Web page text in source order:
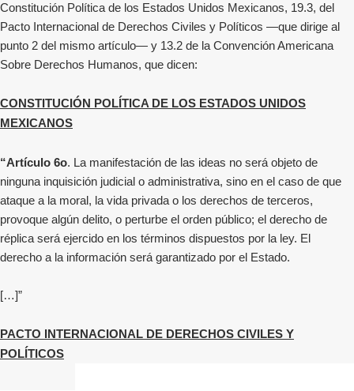
Constitución Política de los Estados Unidos Mexicanos, 19.3, del
Pacto Internacional de Derechos Civiles y Políticos —que dirige al
punto 2 del mismo artículo— y 13.2 de la Convención Americana
Sobre Derechos Humanos, que dicen:
CONSTITUCIÓN POLÍTICA DE LOS ESTADOS UNIDOS
MEXICANOS
“Artículo 6o. La manifestación de las ideas no será objeto de
ninguna inquisición judicial o administrativa, sino en el caso de que
ataque a la moral, la vida privada o los derechos de terceros,
provoque algún delito, o perturbe el orden público; el derecho de
réplica será ejercido en los términos dispuestos por la ley. El
derecho a la información será garantizado por el Estado.
[…]”
PACTO INTERNACIONAL DE DERECHOS CIVILES Y
POLÍTICOS